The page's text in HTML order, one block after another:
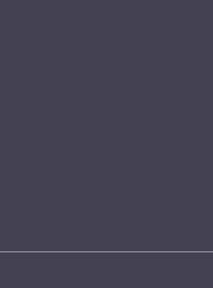
principal cabinet
de la cité